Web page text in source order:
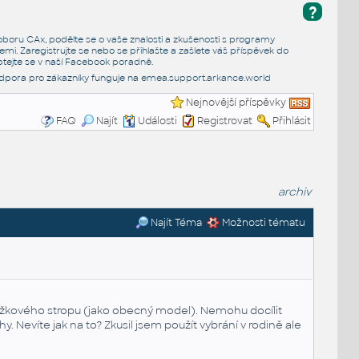
?
CAx, podělte se o vaše znalosti a zkušenosti s programy
Zaregistrujte se nebo se přihlašte a zašlete váš příspěvek do
se v naší Facebook poradně.
pro zákazníky funguje na emea.support.arkance.world
Nejnovější příspěvky
FAQ
Najít Události Registrovat Přihlásit
archiv
Najít Téma Možnosti tématu
stropu (jako obecný model). Nemohu docílit
Nevíte jak na to? Zkusil jsem použít vybrání v rodině ale